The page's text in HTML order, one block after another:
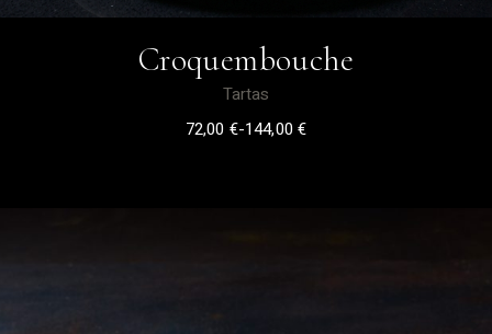
Croquembouche
Tartas
72,00 €-144,00€